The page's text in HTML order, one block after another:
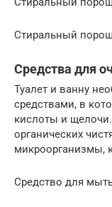
Стиральный
Средства для
Туалет и ванну
средствами, в
кислоты и
органических
микроорганизмы,
Средство для